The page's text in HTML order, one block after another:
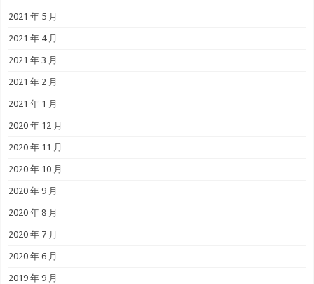
2021 年 5 月
2021 年 4 月
2021 年 3 月
2021 年 2 月
2021 年 1 月
2020 年 12 月
2020 年 11 月
2020 年 10 月
2020 年 9 月
2020 年 8 月
2020 年 7 月
2020 年 6 月
2019 年 9 月